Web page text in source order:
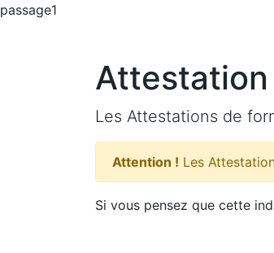
passage1
Les Attestations de
Attention ! Les
Si vous pensez que cette